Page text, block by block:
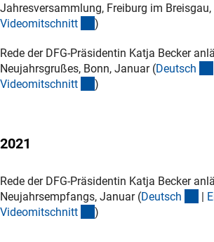
Jahresversammlung, Freiburg im
Videomitschnitt (externer Link)
)
Rede der DFG-Präsidentin Katja Becker
Neujahrsgrußes, Bonn, Januar (Deutsch
Videomitschnitt (externer Link)
)
2021
Rede der DFG-Präsidentin Katja Becker
Neujahrsempfangs, Januar (Deutsch |
Videomitschnitt (externer Link)
)